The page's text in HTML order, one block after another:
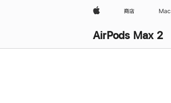
Apple 商店 Mac
AirPods Max 2